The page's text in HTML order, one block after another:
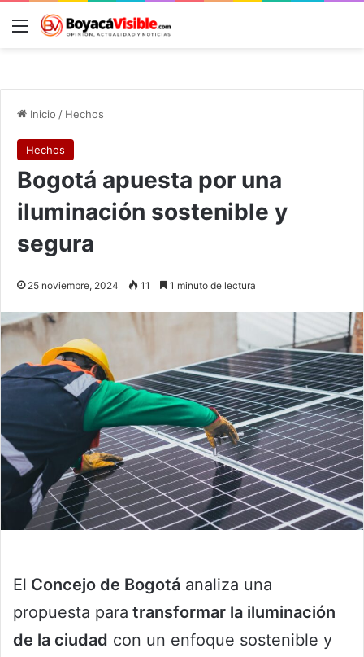
Menú
Inicio / Hechos
Hechos
Bogotá apuesta por una
iluminación sostenible y
segura
25 noviembre, 2024 11 1 minuto de lectura
El Concejo de Bogotá analiza una
propuesta para transformar la iluminación
de la ciudad con un enfoque sostenible y